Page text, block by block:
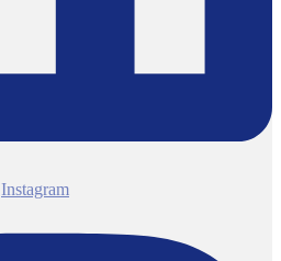
Instagram